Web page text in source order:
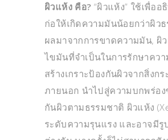
ผิวแห้ง คือ? “ผิวแห้ง” ใช้เพื่อ
ก่อให้เกิดความมันน้อยกว่าผิว
ผลมาจากการขาดความมัน, ผิ
ไขมันที่จำเป็นในการรักษาคว
สร้างเกราะป้องกันผิวจากสิ่งก
ภายนอก นำไปสู่ความบกพร่อง
กันผิวตามธรรมชาติ ผิวแห้ง
ระดับความรุนแรง และอาจมี